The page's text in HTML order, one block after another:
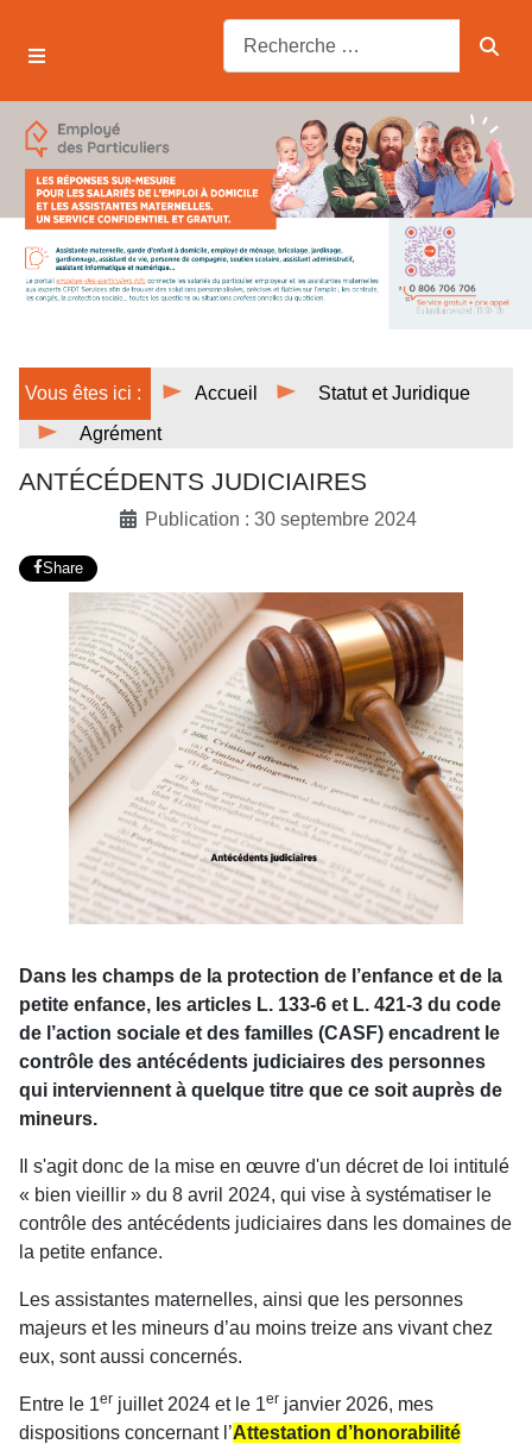
Vous êtes ici : Accueil
Statut et Juridique
Agrément
ANTÉCÉDENTS JUDICIAIRES
Publication : 30 septembre 2024
Share
Dans les champs de la protection de l’enfance et de la
petite enfance, les articles L. 133-6 et L. 421-3 du code
de l’action sociale et des familles (CASF) encadrent le
contrôle des antécédents judiciaires des personnes
qui interviennent à quelque titre que ce soit auprès de
mineurs.
Il s'agit donc de la mise en œuvre d'un décret de loi intitulé
« bien vieillir » du 8 avril 2024, qui vise à systématiser le
contrôle des antécédents judiciaires dans les domaines de
la petite enfance.
Les assistantes maternelles, ainsi que les personnes
majeurs et les mineurs d’au moins treize ans vivant chez
eux, sont aussi concernés.
Entre le 1er juillet 2024 et le 1er janvier 2026, mes
dispositions concernant l’Attestation d’honorabilité